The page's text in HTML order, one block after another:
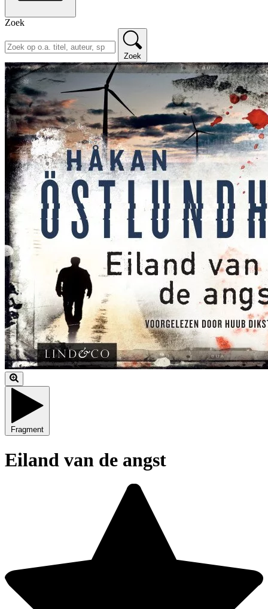
Zoek
Zoek
Fragment
Eiland van de angst